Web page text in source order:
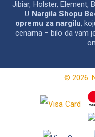
Jibiar, Holster, Element,
U Nargila Shopu
opremu za nargilu,
cenama – bilo da vam
© 2026.